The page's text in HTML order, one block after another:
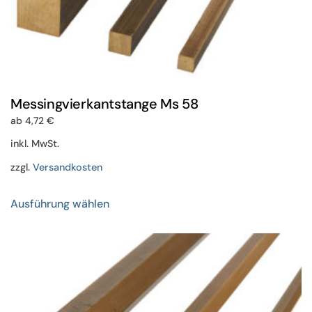
Messingvierkantstange Ms 58
ab 4,72 €
inkl. MwSt.
zzgl. Versandkosten
Ausführung wählenProdukt
mehrere
Varianten
auf.
Die